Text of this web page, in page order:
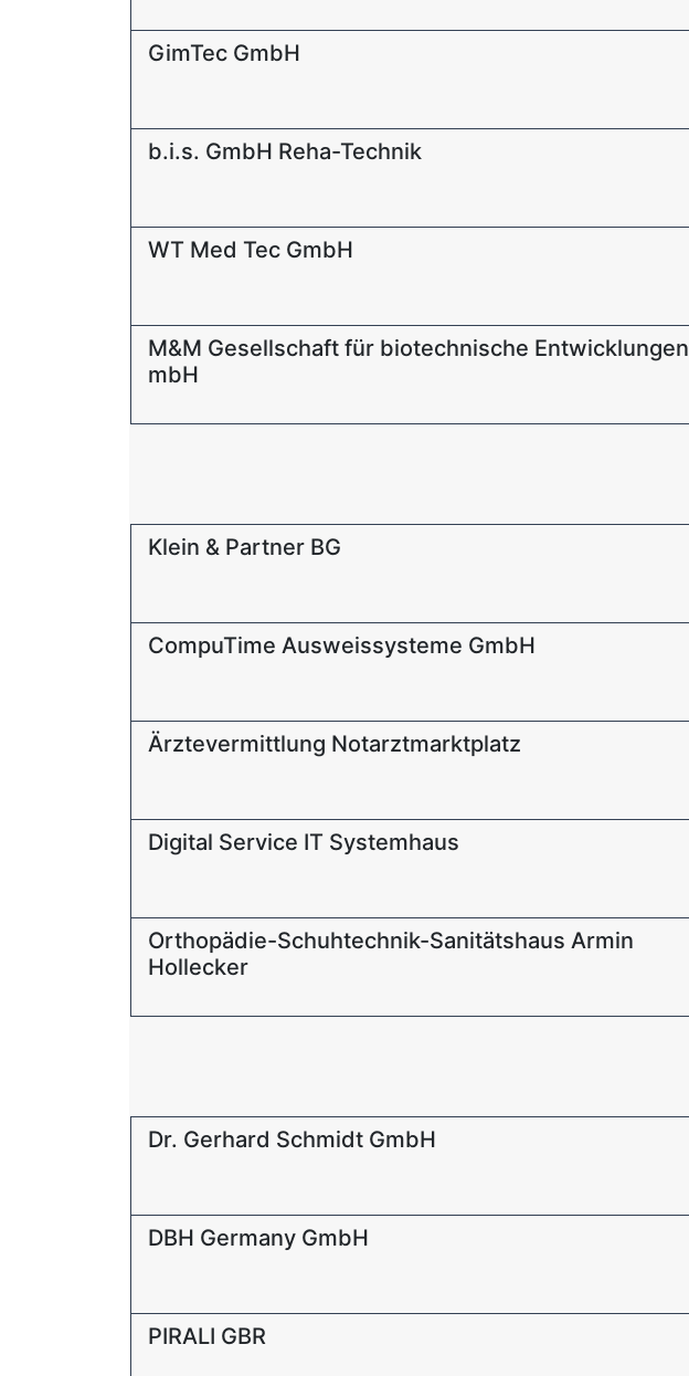
GimTec GmbH
b.i.s. GmbH Reha-Technik
WT Med Tec GmbH
M&M Gesellschaft für biotechnische Entwicklungen
mbH
Klein & Partner BG
CompuTime Ausweissysteme GmbH
Ärztevermittlung Notarztmarktplatz
Digital Service IT Systemhaus
Orthopädie-Schuhtechnik-Sanitätshaus Armin
Hollecker
Dr. Gerhard Schmidt GmbH
DBH Germany GmbH
PIRALI GBR